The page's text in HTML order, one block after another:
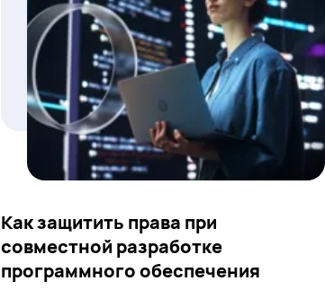
Как защитить права при
совместной разработке
программного обеспечения